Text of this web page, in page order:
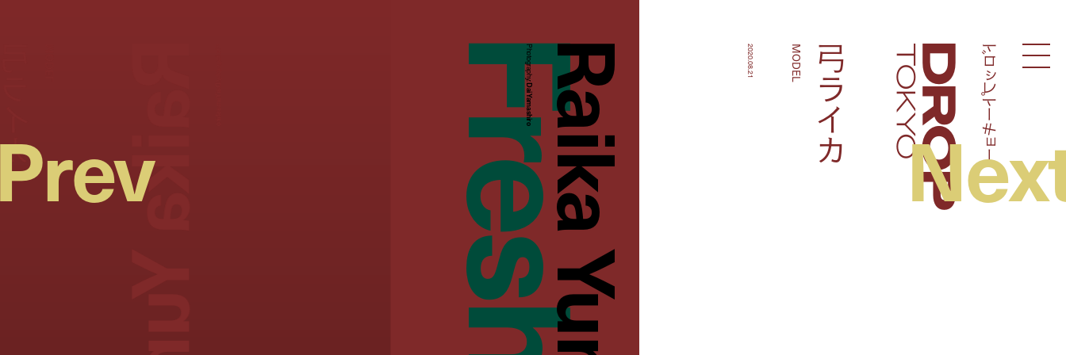
Droptokyo ドロップトーキョー
Raika Yumi
Photography:
Dai Yamashiro 弓ライカ
MODEL
2020.08.21
Raika Yumi